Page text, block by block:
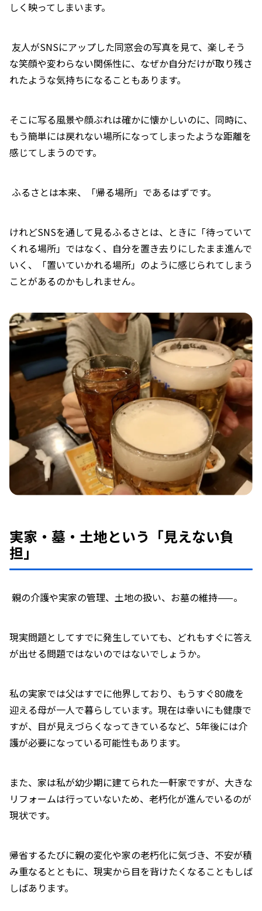
しく映ってしまいます。
友人がSNSにアップした同窓会の写真を見て、楽しそう
な笑顔や変わらない関係性に、なぜか自分だけが取り残さ
れたような気持ちになることもあります。
そこに写る風景や顔ぶれは確かに懐かしいのに、同時に、
もう簡単には戻れない場所になってしまったような距離を
感じてしまうのです。
ふるさとは本来、「帰る場所」であるはずです。
けれどSNSを通して見るふるさとは、ときに「待っていて
くれる場所」ではなく、自分を置き去りにしたまま進んで
いく、「置いていかれる場所」のように感じられてしまう
ことがあるのかもしれません。
実家・墓・土地という「見えない負
担」
親の介護や実家の管理、土地の扱い、お墓の維持——。
現実問題としてすでに発生していても、どれもすぐに答え
が出せる問題ではないのではないでしょうか。
私の実家では父はすでに他界しており、もうすぐ80歳を
迎える母が一人で暮らしています。現在は幸いにも健康で
すが、目が見えづらくなってきているなど、5年後には介
護が必要になっている可能性もあります。
また、家は私が幼少期に建てられた一軒家ですが、大きな
リフォームは行っていないため、老朽化が進んでいるのが
現状です。
帰省するたびに親の変化や家の老朽化に気づき、不安が積
み重なるとともに、現実から目を背けたくなることもしば
しばあります。